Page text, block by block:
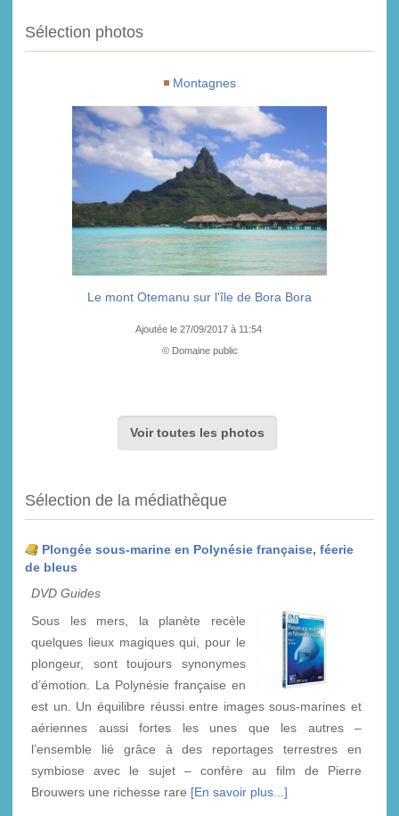
Sélection photos
Montagnes
Le mont Otemanu sur l'île de Bora Bora
Ajoutée le 27/09/2017 à 11:54
© Domaine public
Voir toutes les photos
Sélection de la médiathèque
Plongée sous-marine en Polynésie française, féerie
de bleus
DVD Guides
Sous les mers, la planète recèle
quelques lieux magiques qui, pour le
plongeur, sont toujours synonymes
d’émotion. La Polynésie française en
est un. Un équilibre réussi entre images sous-marines et
aériennes aussi fortes les unes que les autres –
l’ensemble lié grâce à des reportages terrestres en
symbiose avec le sujet – confère au film de Pierre
Brouwers une richesse rare [En savoir plus...]